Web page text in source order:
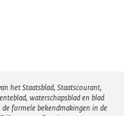
het Staatsblad, Staatscourant,
waterschapsblad en blad
formele bekendmakingen in de